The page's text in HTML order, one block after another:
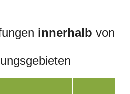
innerhalb von